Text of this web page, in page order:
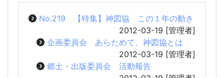
No.219 【特集】神図協 この１年の動き
2012-03-19 [管理者]
企画委員会 あらためて、神図協とは
2012-03-19 [管理者]
郷土・出版委員会 活動報告